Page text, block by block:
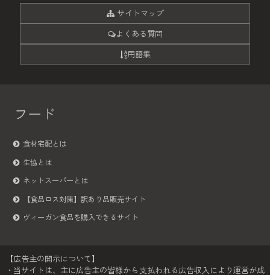
サイトマップ
よくある質問
用語集
フード
食材宅配とは
生協とは
ネットスーパーとは
【食品ロス対策】訳あり品販売サイト
ヴィーガン食品を購入できるサイト
【広告主の開示について】
・当サイトは、主に広告主の皆様から支払われる広告収入により運営が成